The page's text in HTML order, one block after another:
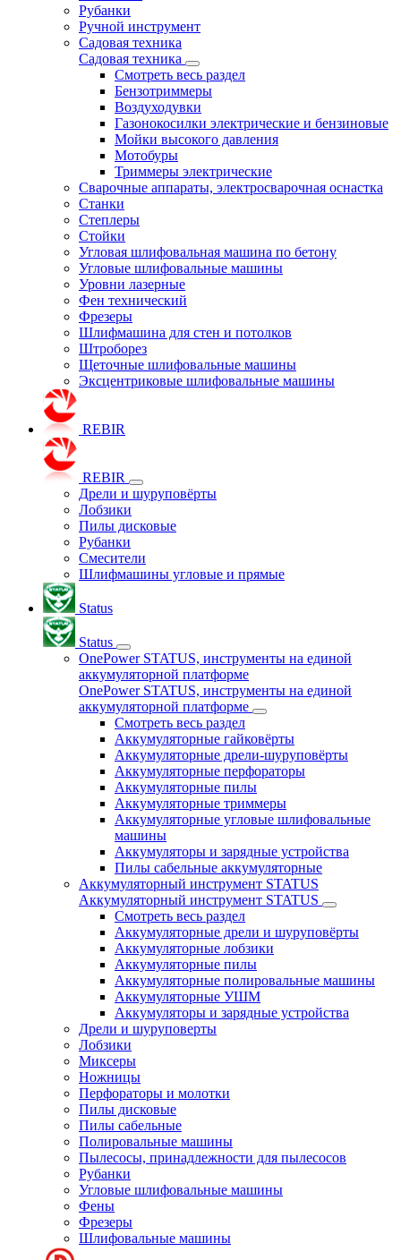
Рубанки
Ручной инструмент
Садовая техника
Садовая техника
Смотреть весь раздел
Бензотриммеры
Воздуходувки
Газонокосилки электрические и бензиновые
Мойки высокого давления
Мотобуры
Триммеры электрические
Сварочные аппараты, электросварочная оснастка
Станки
Степлеры
Стойки
Угловая шлифовальная машина по бетону
Угловые шлифовальные машины
Уровни лазерные
Фен технический
Фрезеры
Шлифмашина для стен и потолков
Штроборез
Щеточные шлифовальные машины
Эксцентриковые шлифовальные машины
REBIR
REBIR
Дрели и шуруповёрты
Лобзики
Пилы дисковые
Рубанки
Смесители
Шлифмашины угловые и прямые
Status
Status
OnePower STATUS, инструменты на единой
аккумуляторной платформе
OnePower STATUS, инструменты на единой
аккумуляторной платформе
Смотреть весь раздел
Аккумуляторные гайковёрты
Аккумуляторные дрели-шуруповёрты
Аккумуляторные перфораторы
Аккумуляторные пилы
Аккумуляторные триммеры
Аккумуляторные угловые шлифовальные
машины
Аккумуляторы и зарядные устройства
Пилы сабельные аккумуляторные
Аккумуляторный инструмент STATUS
Аккумуляторный инструмент STATUS
Смотреть весь раздел
Аккумуляторные дрели и шуруповёрты
Аккумуляторные лобзики
Аккумуляторные пилы
Аккумуляторные полировальные машины
Аккумуляторные УШМ
Аккумуляторы и зарядные устройства
Дрели и шуруповерты
Лобзики
Миксеры
Ножницы
Перфораторы и молотки
Пилы дисковые
Пилы сабельные
Полировальные машины
Пылесосы, принадлежности для пылесосов
Рубанки
Угловые шлифовальные машины
Фены
Фрезеры
Шлифовальные машины